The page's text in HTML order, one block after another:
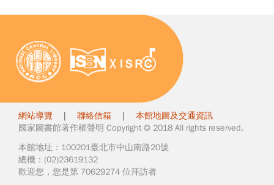
網站導覽 | 聯絡信箱 | 本館地圖及交通資訊
國家圖書館著作權聲明 Copyright © 2018 All rights reserved.
本館地址：100201臺北市中山南路20號
總機：(02)23619132
歡迎您，您是第 70629274 位拜訪者